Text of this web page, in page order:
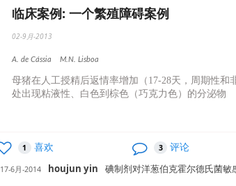
临床案例: 一个繁殖障碍案例
02-9月-2013
A. de Cássia M.N. Lisboa
母猪在人工授精后返情率增加（17-28天，周期性和
处出现粘液性、白色到棕色（巧克力色）的分泌物
1 喜欢 3 评论
17-6月-2014 houjun yin 碘制剂对洋葱伯克霍尔德氏菌敏